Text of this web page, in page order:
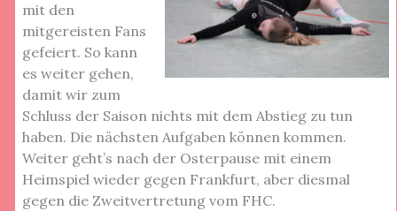
mit den
mitgereisten Fans
gefeiert. So kann
es weiter gehen,
damit wir zum
Schluss der Saison nichts mit dem Abstieg zu tun
haben. Die nächsten Aufgaben können kommen.
Weiter geht’s nach der Osterpause mit einem
Heimspiel wieder gegen Frankfurt, aber diesmal
gegen die Zweitvertretung vom FHC.